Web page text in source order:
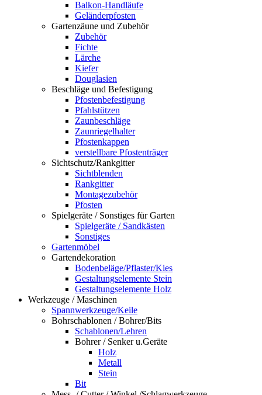
Balkon-Handläufe
Geländerpfosten
Gartenzäune und Zubehör
Zubehör
Fichte
Lärche
Kiefer
Douglasien
Beschläge und Befestigung
Pfostenbefestigung
Pfahlstützen
Zaunbeschläge
Zaunriegelhalter
Pfostenkappen
verstellbare Pfostenträger
Sichtschutz/Rankgitter
Sichtblenden
Rankgitter
Montagezubehör
Pfosten
Spielgeräte / Sonstiges für Garten
Spielgeräte / Sandkästen
Sonstiges
Gartenmöbel
Gartendekoration
Bodenbeläge/Pflaster/Kies
Gestaltungselemente Stein
Gestaltungselemente Holz
Werkzeuge / Maschinen
Spannwerkzeuge/Keile
Bohrschablonen / Bohrer/Bits
Schablonen/Lehren
Bohrer / Senker u.Geräte
Holz
Metall
Stein
Bit